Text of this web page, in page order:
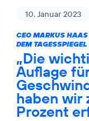
10. Januar 2023
CEO MARKUS
DEM
„Die
Auflage
haben wir
Prozent